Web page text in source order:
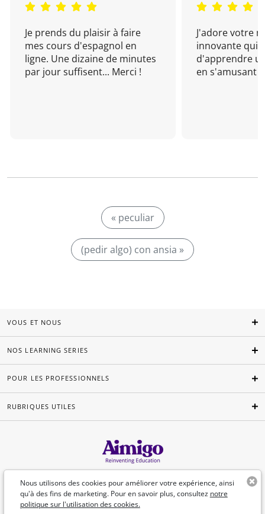
Je prends du plaisir à faire
mes cours d'espagnol en
ligne. Une dizaine de minutes
par jour suffisent... Merci !
J'adore votre
innovante qui
d'apprendre
en s'amusant !
« peculiar
(pedir algo) con ansia »
Nous utilisons des cookies pour améliorer votre expérience, ainsi
qu'à des fins de marketing. Pour en savoir plus, consultez notre
politique sur l'utilisation des cookies.
VOUS ET NOUS
NOS LEARNING SERIES
POUR LES PROFESSIONNELS
RUBRIQUES UTILES
Français
©Aimigo 2026